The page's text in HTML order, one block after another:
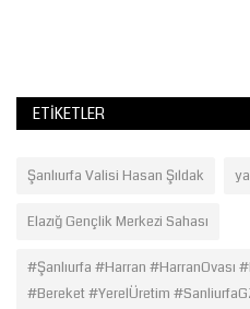
ETIKETLER
Şanlıurfa Valisi Hasan Şıldak
Elazığ Gençlik Merkezi Sahası
#Şanlıurfa #Harran #HarranOvası
#Bereket #YerelÜretim